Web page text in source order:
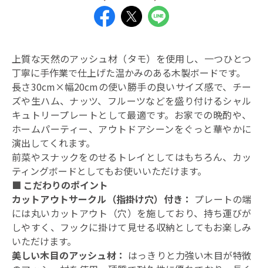
上質な天然のアッシュ材（タモ）を使用し、一つひとつ
丁寧に手作業で仕上げた温かみのある木製ボードです。
長さ30cm×幅20cmの使い勝手の良いサイズ感で、チー
ズや生ハム、ナッツ、フルーツなどを盛り付けるシャル
キュトリープレートとして最適です。お家での晩酌や、
ホームパーティー、アウトドアシーンをぐっと華やかに
演出してくれます。
前菜やスナックをのせるトレイとしてはもちろん、カッ
ティングボードとしてもお使いいただけます。
■ こだわりのポイント
カットアウトサークル（指掛け穴）付き： プレートの端
には丸いカットアウト（穴）を施しており、持ち運びが
しやすく、フックに掛けて見せる収納としてもお楽しみ
いただけます。
美しい木目のアッシュ材： はっきりと力強い木目が特徴